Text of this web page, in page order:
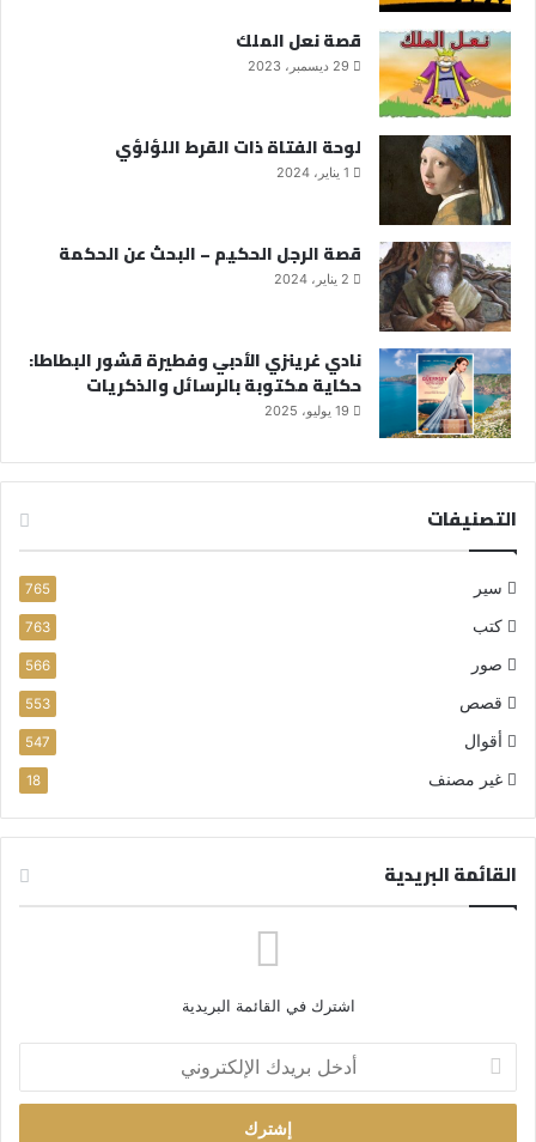
قصة نعل الملك
29 ديسمبر، 2023
لوحة الفتاة ذات القرط اللؤلؤي
1 يناير، 2024
قصة الرجل الحكيم – البحث عن الحكمة
2 يناير، 2024
نادي غرينزي الأدبي وفطيرة قشور البطاطا:
حكاية مكتوبة بالرسائل والذكريات
19 يوليو، 2025
التصنيفات
سير 765
كتب 763
صور 566
قصص 553
أقوال 547
غير مصنف 18
القائمة البريدية
اشترك في القائمة البريدية
خ